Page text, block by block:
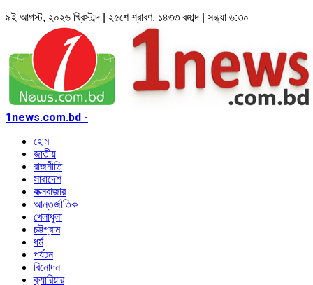
৯ই আগস্ট, ২০২৬ খ্রিস্টাব্দ | ২৫শে শ্রাবণ, ১৪৩৩ বঙ্গাব্দ | সন্ধ্যা ৬:৩০
1news.com.bd -
হোম
জাতীয়
রাজনীতি
সারাদেশ
কক্সবাজার
আন্তর্জাতিক
খেলাধুলা
চট্টগ্রাম
ধর্ম
পর্যটন
বিনোদন
ক্যারিয়ার